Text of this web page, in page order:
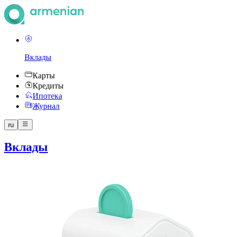
Вклады
Карты
Кредиты
Ипотека
Журнал
ru
Вклады